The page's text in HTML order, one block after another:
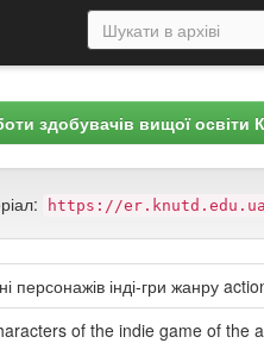
здобувачів вищої освіти
https://er.knutd.edu.ua/
персонажів інді-гри жанру
of the indie game of the